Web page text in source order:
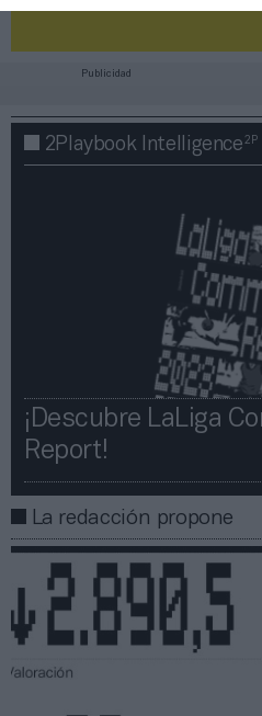
Publicidad
2Playbook Intelligence2P
¡Descubre LaLiga
Report!​​
La redacción propone